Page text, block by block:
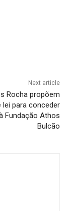
Next article
Rocha propõem
lei para conceder
Fundação Athos
Bulcão